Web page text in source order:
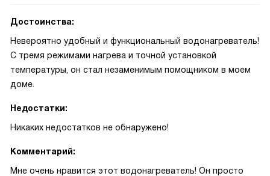
Достоинства:
Невероятно удобный и функциональный водонагреватель!
С тремя режимами нагрева и точной установкой
температуры, он стал незаменимым помощником в моем
доме.
Недостатки:
Никаких недостатков не обнаружено!
Комментарий:
Мне очень нравится этот водонагреватель! Он просто